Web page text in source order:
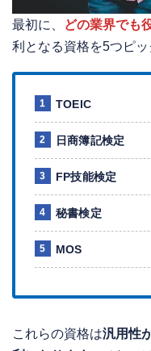
最初に、 どの業界でも
利となる資格を5つピッ
TOEIC
日商簿記検定
FP技能検定
秘書検定
MOS
これらの資格は汎用性